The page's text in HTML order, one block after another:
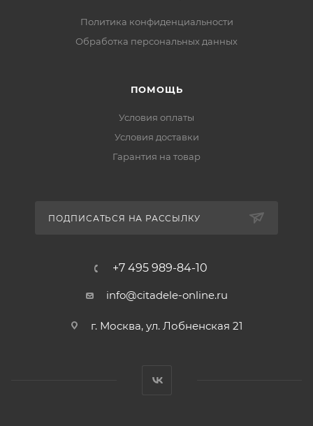
Политика конфиденциальности
Обработка персональных данных
ПОМОЩЬ
Условия оплаты
Условия доставки
Гарантия на товар
ПОДПИСАТЬСЯ НА РАССЫЛКУ
+7 495 989-84-10
info@citadele-online.ru
г. Москва, ул. Лобненская 21